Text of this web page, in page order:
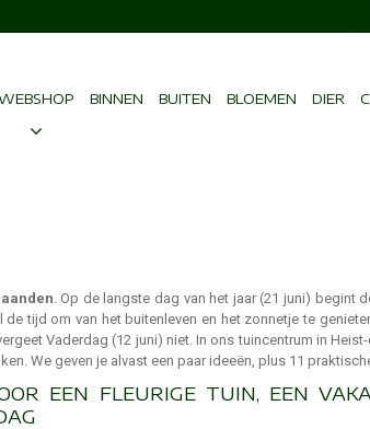
BINNEN BUITEN BLOEMEN DIER
. Op de langste dag van het jaar (21 juni) begint
de tijd om van het buitenleven en het zonnetje te
Vaderdag (12 juni) niet. In ons tuincentrum in
We geven je alvast een paar ideeën, plus 11
EEN FLEURIGE TUIN, EEN